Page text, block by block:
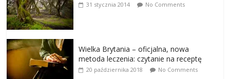
31 stycznia 2014 No Comments
Wielka Brytania – oficjalna, nowa
metoda leczenia: czytanie na receptę
20 października 2018 No Comments